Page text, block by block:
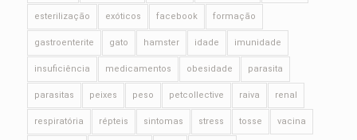
esterilização exóticos facebook formação
gastroenterite gato hamster idade imunidade
insuficiência medicamentos obesidade parasita
parasitas peixes peso petcollective raiva renal
respiratória répteis sintomas stress tosse vacina